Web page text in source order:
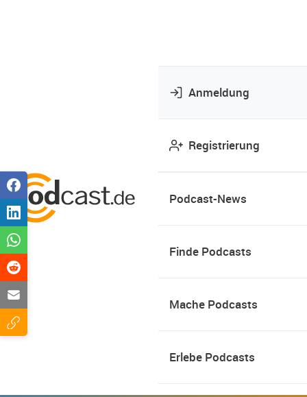
Anmeldung
Registrierung
Podcast-News
Finde Podcasts
Mache Podcasts
Erlebe Podcasts